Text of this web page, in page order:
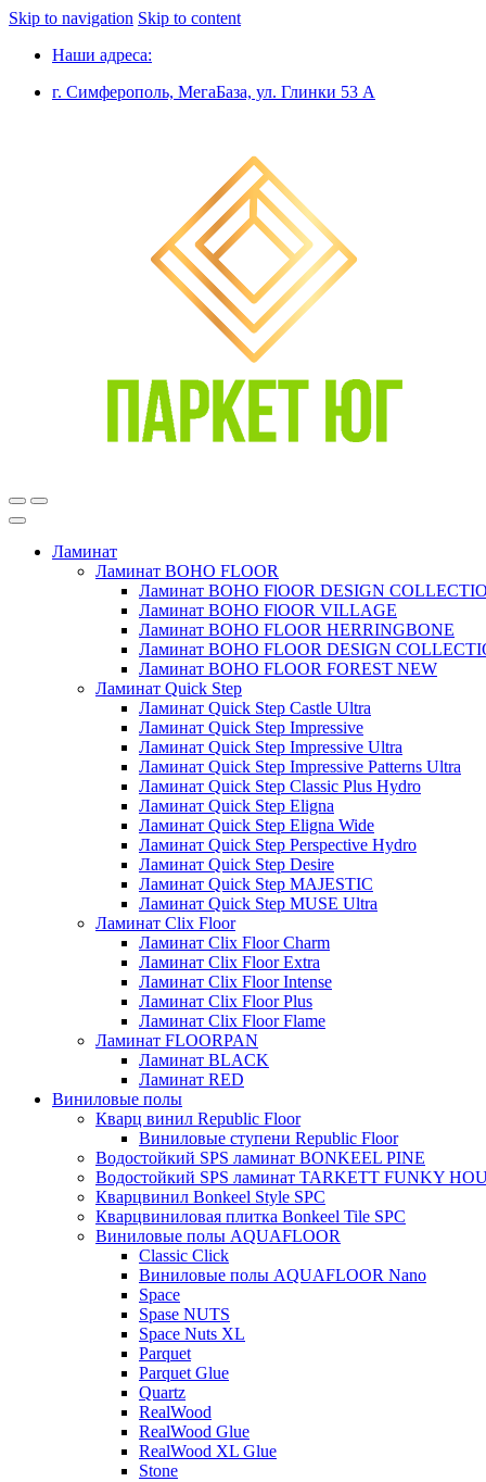
Skip to navigation Skip to content
Наши адреса:
г. Симферополь, МегаБаза, ул. Глинки 53 А
Ламинат
Ламинат BOHO FLOOR
Ламинат BOHO FlOOR DESIGN
Ламинат BOHO FlOOR VILLAGE
Ламинат BOHO FLOOR HERRINGBONE
Ламинат BOHO FLOOR DESIGN
Ламинат BOHO FLOOR FOREST NEW
Ламинат Quick Step
Ламинат Quick Step Castle Ultra
Ламинат Quick Step Impressive
Ламинат Quick Step Impressive Ultra
Ламинат Quick Step Impressive Patterns Ultra
Ламинат Quick Step Classic Plus Hydro
Ламинат Quick Step Eligna
Ламинат Quick Step Eligna Wide
Ламинат Quick Step Perspective Hydro
Ламинат Quick Step Desire
Ламинат Quick Step MAJESTIC
Ламинат Quick Step MUSE Ultra
Ламинат Clix Floor
Ламинат Clix Floor Charm
Ламинат Clix Floor Extra
Ламинат Clix Floor Intense
Ламинат Clix Floor Plus
Ламинат Clix Floor Flame
Ламинат FLOORPAN
Ламинат BLACK
Ламинат RED
Виниловые полы
Кварц винил Republic Floor
Виниловые ступени Republic Floor
Водостойкий SPS ламинат BONKEEL PINE
Водостойкий SPS ламинат TARKETT FUNKY
Кварцвинил Bonkeel Style SPC
Кварцвиниловая плитка Bonkeel Tile SPC
Виниловые полы AQUAFLOOR
Classic Click
Виниловые полы AQUAFLOOR Nano
Space
Spase NUTS
Space Nuts XL
Parquet
Parquet Glue
Quartz
RealWood
RealWood Glue
RealWood XL Glue
Stone